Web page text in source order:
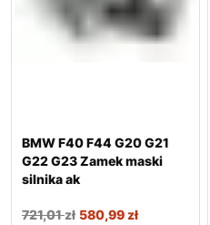
BMW F40 F44 G20 G21
G22 G23 Zamek maski
silnika ak
721,01zł 580,99zł